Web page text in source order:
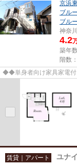
京浜
ブル
ブル
神奈
4.2
築年
階数
◆◆単身者向け家具家電
賃貸｜アパート ユナ